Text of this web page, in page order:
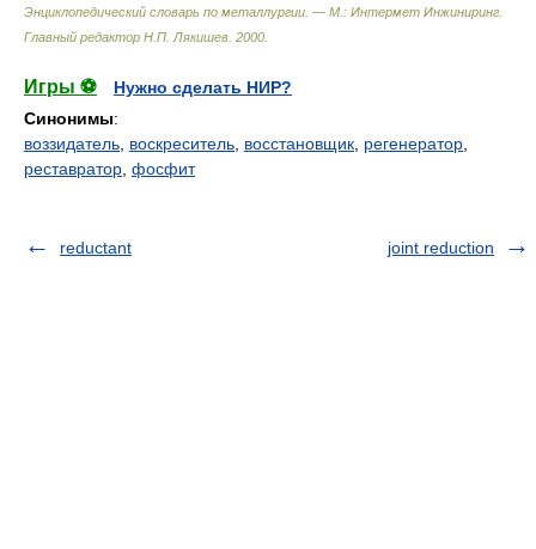
Энциклопедический словарь по металлургии. — М.: Интермет Инжиниринг
Главный редактор Н.П. Лякишев 2000
Игры ⚽
Нужно сделать НИР?
Синонимы:
воззидатель воскреситель восстановщик регенератор
реставратор фосфит
reductant joint reduction